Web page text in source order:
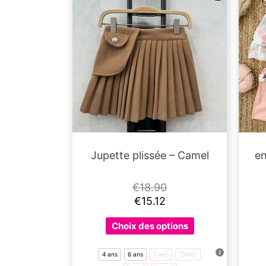
la
produit
Jupette plissée – Camel
€18.90
€15.12
Choix des options
Ce
produit
a
plusieurs
4 ans 6 ans 8 ans 10 ans